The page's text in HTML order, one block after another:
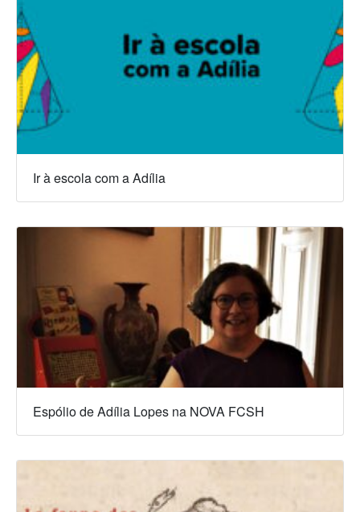
Ir à escola com a Adília
Espólio de Adília Lopes na NOVA FCSH